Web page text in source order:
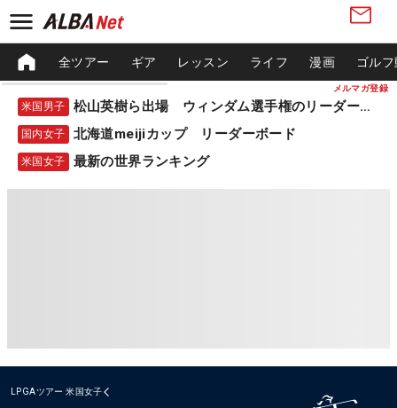
メルマガ登録
全ツアー ギア レッスン ライフ 漫画 ゴル
米国男子 松山英樹ら出場 ウィンダム選手権のリーダーボード
国内女子 北海道meijiカップ リーダーボード
米国女子 最新の世界ランキング
LPGAツアー 米国女子